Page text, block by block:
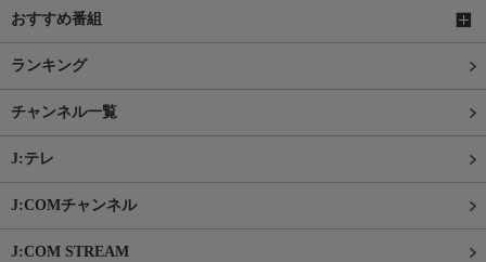
おすすめ番組
ランキング
チャンネル一覧
J:テレ
J:COMチャンネル
J:COM STREAM